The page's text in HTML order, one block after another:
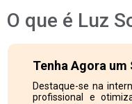
O que é Luz
Tenha Agora um
Destaque-se na
profissional e